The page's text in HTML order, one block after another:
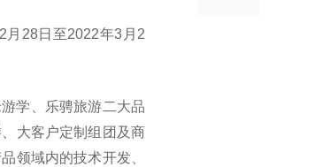
月28日至2022年3月2
学、乐骋旅游二大品
大客户定制组团及商
领域内的技术开发、